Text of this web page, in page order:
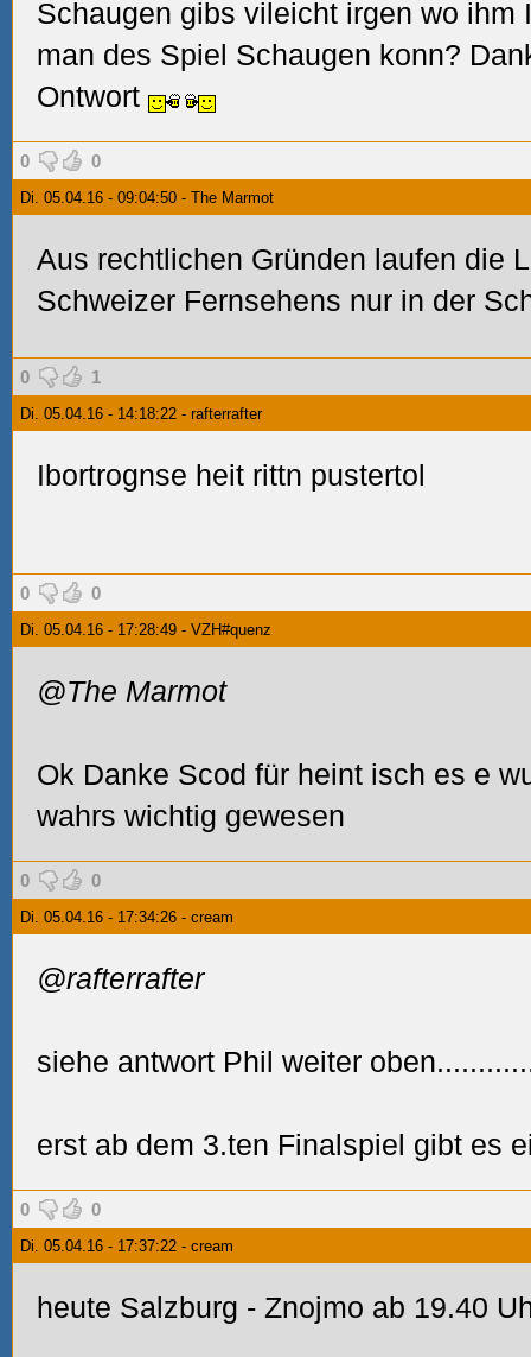
Schaugen gibs vileicht irgen wo ihm
man des Spiel Schaugen konn?
Ontwort
0 0
Di. 05.04.16 - 09:04:50 - The Marmot
Aus rechtlichen Gründen laufen die
Schweizer Fernsehens nur in der
0 1
Di. 05.04.16 - 14:18:22 - rafterrafter
Ibortrognse heit rittn pustertol
0 0
Di. 05.04.16 - 17:28:49 - VZH#quenz
@The Marmot
Ok Danke Scod für heint isch es e
wahrs wichtig gewesen
0 0
Di. 05.04.16 - 17:34:26 - cream
@rafterrafter
siehe antwort Phil weiter
erst ab dem 3.ten Finalspiel gibt es
0 0
Di. 05.04.16 - 17:37:22 - cream
heute Salzburg - Znojmo ab 19.40